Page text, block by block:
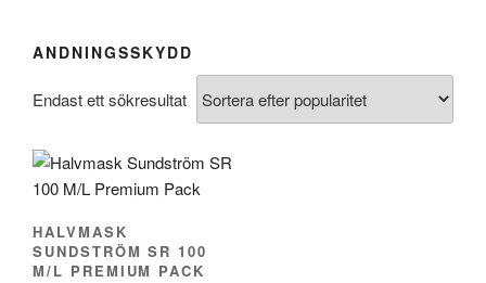
ANDNINGSSKYDD
Endast ett sökresultat
HALVMASK
SUNDSTRÖM SR 100
M/L PREMIUM PACK